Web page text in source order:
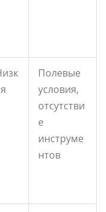
Полевые
условия,
отсутстви
е
инструме
нтов